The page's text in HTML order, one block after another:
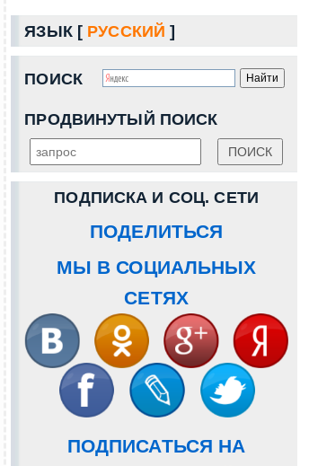
ЯЗЫК [ РУССКИЙ ]
ПОИСК
ПРОДВИНУТЫЙ ПОИСК
ПОДПИСКА И СОЦ. СЕТИ
ПОДЕЛИТЬСЯ
МЫ В СОЦИАЛЬНЫХ
СЕТЯХ
ПОДПИСАТЬСЯ НА